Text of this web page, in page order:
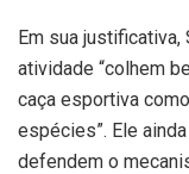
Em sua
atividade “colhem
caça esportiva
espécies”. Ele
defendem o